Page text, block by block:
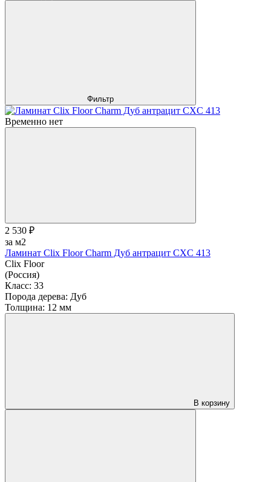
Фильтр
Временно нет
2 530 ₽
за м2
Ламинат Clix Floor Charm Дуб антрацит CXC 413
Clix Floor
(Россия)
Класс: 33
Порода дерева: Дуб
Толщина: 12 мм
В корзину